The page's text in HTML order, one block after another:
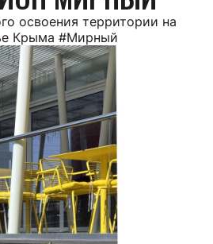
освоения территории на
Крыма #Мирный